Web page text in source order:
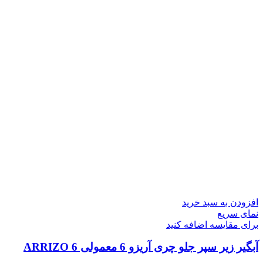
افزودن به سبد خرید
نمای سریع
برای مقایسه اضافه کنید
آبگیر زیر سپر جلو چری آریزو 6 معمولی ARRIZO 6